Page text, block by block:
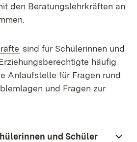
den Beratungslehrkräften an
sind für Schülerinnen und
häufig
Anlaufstelle für Fragen rund
und Fragen zur
und Schüler